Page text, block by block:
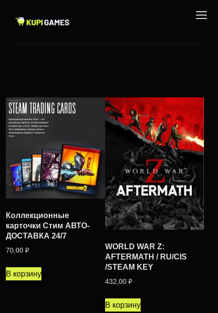
Коллекционные
карточки Стим АВТО-
ДОСТАВКА 24/7
70,00 ₽
В корзину
WORLD WAR Z:
AFTERMATH / RU/CIS
/STEAM KEY
432,00 ₽
В корзину